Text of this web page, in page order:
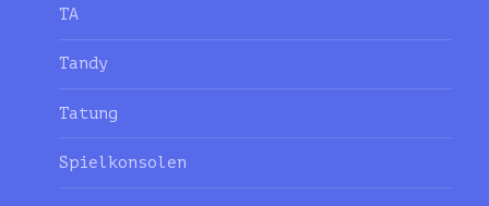
TA
Tandy
Tatung
Spielkonsolen